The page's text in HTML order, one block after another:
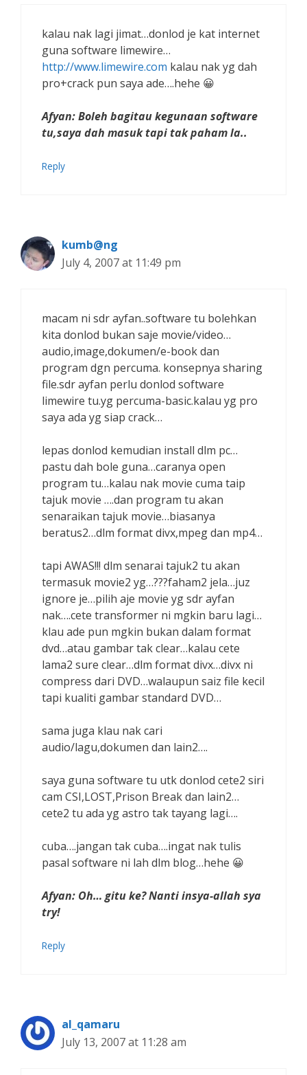
kalau nak lagi jimat…donlod je kat internet
guna software limewire…
http://www.limewire.com kalau nak yg dah
pro+crack pun saya ade….hehe 😀
Afyan: Boleh bagitau kegunaan software
tu,saya dah masuk tapi tak paham la..
Reply
kumb@ng
July 4, 2007 at 11:49 pm
macam ni sdr ayfan..software tu bolehkan
kita donlod bukan saje movie/video…
audio,image,dokumen/e-book dan
program dgn percuma. konsepnya sharing
file.sdr ayfan perlu donlod software
limewire tu.yg percuma-basic.kalau yg pro
saya ada yg siap crack…
lepas donlod kemudian install dlm pc…
pastu dah bole guna…caranya open
program tu…kalau nak movie cuma taip
tajuk movie ….dan program tu akan
senaraikan tajuk movie…biasanya
beratus2…dlm format divx,mpeg dan mp4…
tapi AWAS!!! dlm senarai tajuk2 tu akan
termasuk movie2 yg…???faham2 jela…juz
ignore je…pilih aje movie yg sdr ayfan
nak….cete transformer ni mgkin baru lagi…
klau ade pun mgkin bukan dalam format
dvd…atau gambar tak clear…kalau cete
lama2 sure clear…dlm format divx…divx ni
compress dari DVD…walaupun saiz file kecil
tapi kualiti gambar standard DVD…
sama juga klau nak cari
audio/lagu,dokumen dan lain2….
saya guna software tu utk donlod cete2 siri
cam CSI,LOST,Prison Break dan lain2…
cete2 tu ada yg astro tak tayang lagi….
cuba….jangan tak cuba….ingat nak tulis
pasal software ni lah dlm blog…hehe 😀
Afyan: Oh… gitu ke? Nanti insya-allah sya
try!
Reply
al_qamaru
July 13, 2007 at 11:28 am